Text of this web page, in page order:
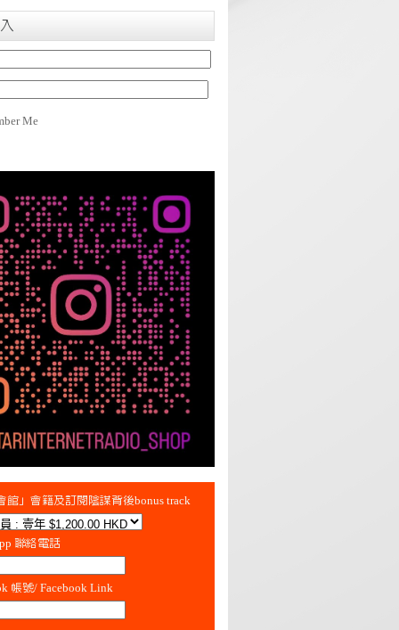
Me
館」會籍及訂閱陰謀背後bonus track
聯絡電話
帳號/ Facebook Link